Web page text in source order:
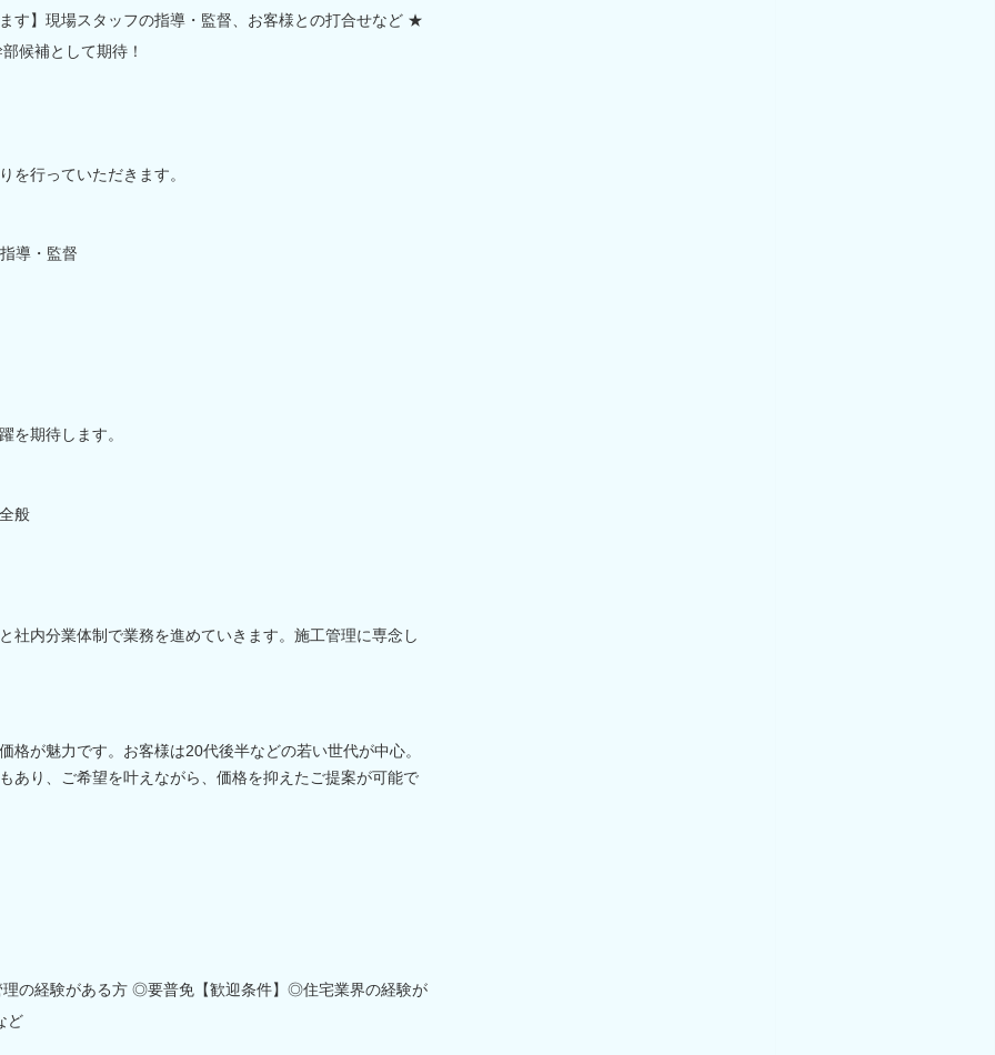
す】現場スタッフの指導・監督、お客様との打合せなど ★
候補として期待！
を行っていただきます。
導・監督
を期待します。
般
社内分業体制で業務を進めていきます。施工管理に専念し
格が魅力です。お客様は20代後半などの若い世代が中心。
あり、ご希望を叶えながら、価格を抑えたご提案が可能で
の経験がある方 ◎要普免【歓迎条件】◎住宅業界の経験が
ど